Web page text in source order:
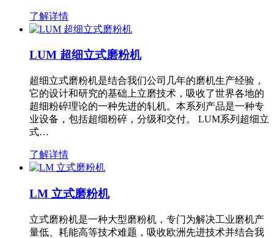
了解详情
LUM 超细立式磨粉机
超细立式磨粉机是结合我们公司几年的磨机生产经验，
它的设计和研究的基础上立磨技术，吸收了世界各地的
超细粉碎理论的一种先进的轧机。本系列产品是一种专
业设备，包括超细粉碎，分级和交付。 LUM系列超细立
式…
了解详情
LM 立式磨粉机
立式磨粉机是一种大型磨粉机，专门为解决工业磨机产
量低、耗能高等技术难题，吸收欧洲先进技术并结合我